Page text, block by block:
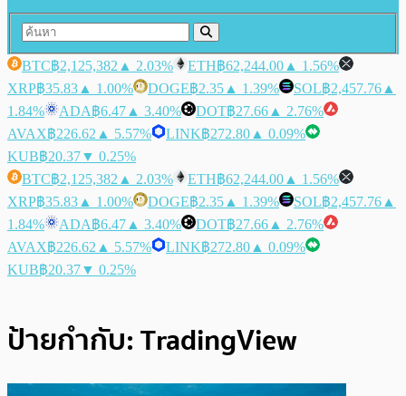
BTC฿2,125,382 ▲ 2.03% ETH฿62,244.00 ▲ 1.56%
XRP฿35.83 ▲ 1.00% DOGE฿2.35 ▲ 1.39% SOL฿2,457.76 ▲
1.84%
ADA฿6.47 ▲ 3.40% DOT฿27.66 ▲ 2.76%
AVAX฿226.62 ▲ 5.57% LINK฿272.80 ▲ 0.09%
KUB฿20.37▼ 0.25%
BTC฿2,125,382 ▲ 2.03% ETH฿62,244.00 ▲ 1.56%
XRP฿35.83 ▲ 1.00% DOGE฿2.35 ▲ 1.39% SOL฿2,457.76 ▲
1.84%
ADA฿6.47 ▲ 3.40% DOT฿27.66 ▲ 2.76%
AVAX฿226.62 ▲ 5.57% LINK฿272.80 ▲ 0.09%
KUB฿20.37▼ 0.25%
ป้ายกำกับ:TradingView